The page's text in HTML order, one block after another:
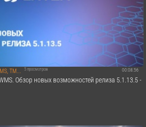
00:08:56
TM... 5 просмотров
Обзор новых возможностей релиза 5.1.13.5 -